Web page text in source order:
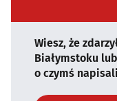
Wiesz, że
Białymstoku
o czymś